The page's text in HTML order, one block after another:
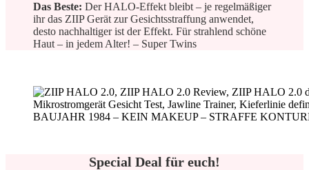
Das Beste: Der HALO-Effekt bleibt – je regelmäßiger
ihr das ZIIP Gerät zur Gesichtsstraffung anwendet,
desto nachhaltiger ist der Effekt. Für strahlend schöne
Haut – in jedem Alter! – Super Twins
BAUJAHR 1984 – KEIN MAKEUP – STRAFFE
Special Deal für euch!